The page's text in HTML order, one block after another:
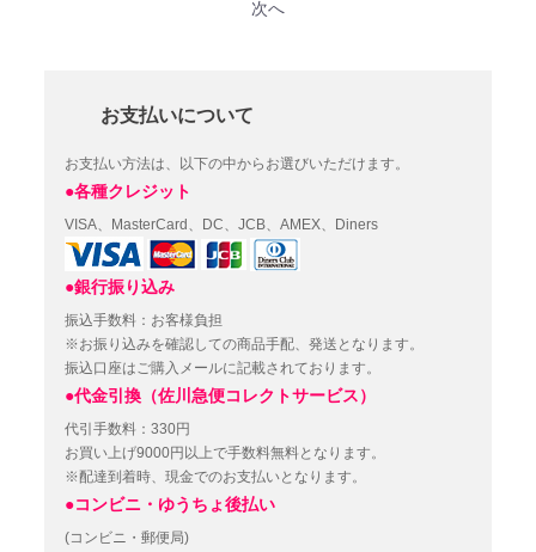
次へ
お支払いについて
お支払い方法は、以下の中からお選びいただけます。
●各種クレジット
VISA、MasterCard、DC、JCB、AMEX、Diners
●銀行振り込み
振込手数料：お客様負担
※お振り込みを確認しての商品手配、発送となります。
振込口座はご購入メールに記載されております。
●代金引換（佐川急便コレクトサービス）
代引手数料：330円
お買い上げ9000円以上で手数料無料となります。
※配達到着時、現金でのお支払いとなります。
●コンビニ・ゆうちょ後払い
(コンビニ・郵便局)